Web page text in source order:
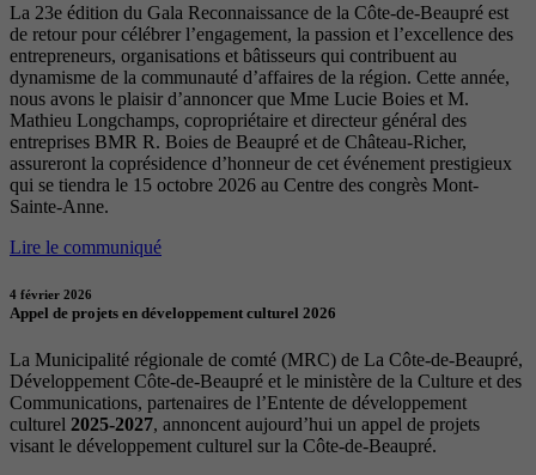
La 23e édition du Gala Reconnaissance de la Côte-de-Beaupré est
de retour pour célébrer l’engagement, la passion et l’excellence des
entrepreneurs, organisations et bâtisseurs qui contribuent au
dynamisme de la communauté d’affaires de la région. Cette année,
nous avons le plaisir d’annoncer que Mme Lucie Boies et M.
Mathieu Longchamps, copropriétaire et directeur général des
entreprises BMR R. Boies de Beaupré et de Château-Richer,
assureront la coprésidence d’honneur de cet événement prestigieux
qui se tiendra le 15 octobre 2026 au Centre des congrès Mont-
Sainte-Anne.
Lire le communiqué
4 février 2026
Appel de projets en développement culturel 2026
La Municipalité régionale de comté (MRC) de La Côte-de-Beaupré,
Développement Côte-de-Beaupré et le ministère de la Culture et des
Communications, partenaires de l’Entente de développement
culturel 2025-2027, annoncent aujourd’hui un appel de projets
visant le développement culturel sur la Côte-de-Beaupré.